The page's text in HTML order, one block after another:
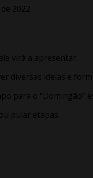
2022.
virá a apresentar.
diversas ideias e
para o “Domingão”
pular etapas.